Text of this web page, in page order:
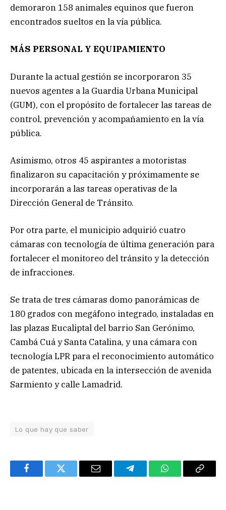
demoraron 158 animales equinos que fueron
encontrados sueltos en la vía pública.
MÁS PERSONAL Y EQUIPAMIENTO
Durante la actual gestión se incorporaron 35
nuevos agentes a la Guardia Urbana Municipal
(GUM), con el propósito de fortalecer las tareas de
control, prevención y acompañamiento en la vía
pública.
Asimismo, otros 45 aspirantes a motoristas
finalizaron su capacitación y próximamente se
incorporarán a las tareas operativas de la
Dirección General de Tránsito.
Por otra parte, el municipio adquirió cuatro
cámaras con tecnología de última generación para
fortalecer el monitoreo del tránsito y la detección
de infracciones.
Se trata de tres cámaras domo panorámicas de
180 grados con megáfono integrado, instaladas en
las plazas Eucaliptal del barrio San Gerónimo,
Cambá Cuá y Santa Catalina, y una cámara con
tecnología LPR para el reconocimiento automático
de patentes, ubicada en la intersección de avenida
Sarmiento y calle Lamadrid.
Lo que hay que saber
FacebookTwitter Email TelegramWhatsAppCopy